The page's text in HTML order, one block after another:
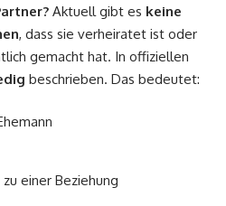
Aktuell gibt es keine
, dass sie verheiratet ist oder
gemacht hat. In offiziellen
beschrieben. Das bedeutet:
einer Beziehung